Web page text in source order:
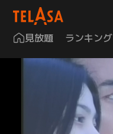
見放題 ランキング